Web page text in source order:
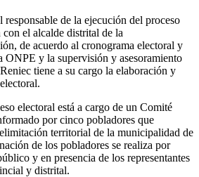
de la ejecución del proceso
el alcalde distrital de la
de acuerdo al cronograma electoral y
ONPE y la supervisión y asesoramiento
tiene a su cargo la elaboración y
electoral está a cargo de un Comité
por cinco pobladores que
territorial de la municipalidad de
de los pobladores se realiza por
y en presencia de los representantes
y distrital.